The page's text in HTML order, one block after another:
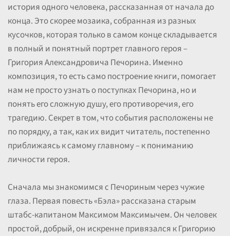
история одного человека, рассказанная от начала до
конца. Это скорее мозаика, собранная из разных
кусочков, которая только в самом конце складывается
в полный и понятный портрет главного героя –
Григория Александровича Печорина. Именно
композиция, то есть само построение книги, помогает
нам не просто узнать о поступках Печорина, но и
понять его сложную душу, его противоречия, его
трагедию. Секрет в том, что события расположены не
по порядку, а так, как их видит читатель, постепенно
приближаясь к самому главному – к пониманию
личности героя.
Сначала мы знакомимся с Печориным через чужие
глаза. Первая повесть «Бэла» рассказана старым
штабс-капитаном Максимом Максимычем. Он человек
простой, добрый, он искренне привязался к Григорию